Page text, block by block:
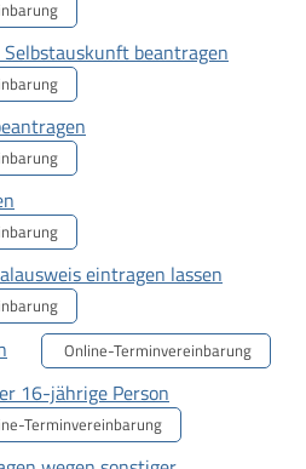
beantragen
eintragen lassen
Online-Terminvereinbarung
16-jährige Person
Terminvereinbarung